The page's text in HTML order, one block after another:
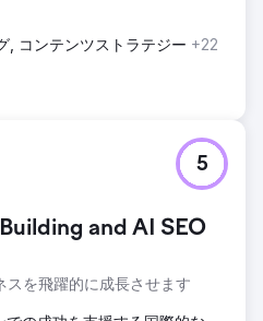
, コンテンツストラテジー +22
and AI SEO
を飛躍的に成長させます
5